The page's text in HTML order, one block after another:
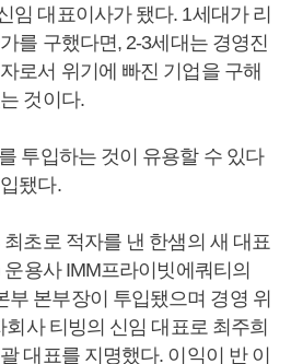
임 대표이사가 됐다. 1세대가 리
를 구했다면, 2-3세대는 경영진
로서 위기에 빠진 기업을 구해
것이다.
투입하는 것이 유용할 수 있다
됐다.
초로 적자를 낸 한샘의 새 대표
용사 IMM프라이빗에쿼티의
부 본부장이 투입됐으며 경영 위
사 티빙의 신임 대표로 최주희
대표를 지명했다. 이익이 반 이